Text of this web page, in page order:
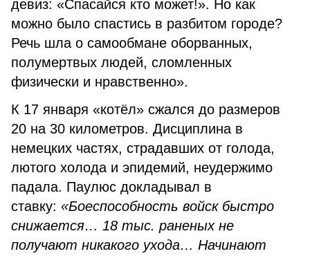
девиз: «Спасайся кто может!». Но как
можно было спастись в разбитом городе?
Речь шла о самообмане оборванных,
полумертвых людей, сломленных
физически и нравственно».
К 17 января «котёл» сжался до размеров
20 на 30 километров. Дисциплина в
немецких частях, страдавших от голода,
лютого холода и эпидемий, неудержимо
падала. Паулюс докладывал в
ставку: «Боеспособность войск быстро
снижается… 18 тыс. раненых не
получают никакого ухода… Начинают